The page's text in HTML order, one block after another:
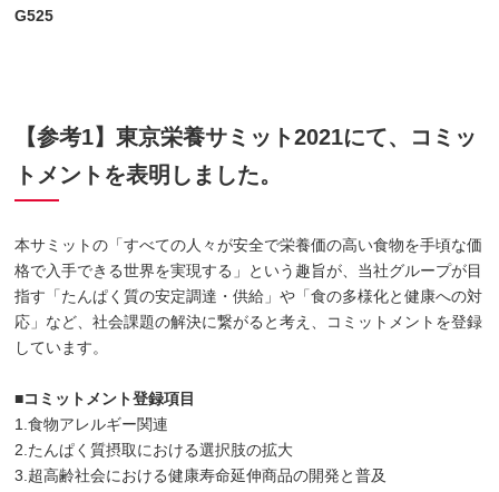
G525
【参考1】東京栄養サミット2021にて、コミッ
トメントを表明しました。
本サミットの「すべての人々が安全で栄養価の高い食物を手頃な価
格で入手できる世界を実現する」という趣旨が、当社グループが目
指す「たんぱく質の安定調達・供給」や「食の多様化と健康への対
応」など、社会課題の解決に繋がると考え、コミットメントを登録
しています。
■コミットメント登録項目
1.食物アレルギー関連
2.たんぱく質摂取における選択肢の拡大
3.超高齢社会における健康寿命延伸商品の開発と普及